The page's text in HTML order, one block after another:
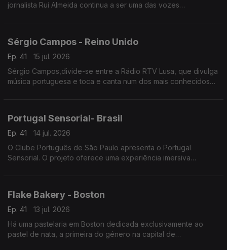
jornalista Rui Almeida continua a ser uma das vozes
Sérgio Campos - Reino Unido
Ep. 41
15 jul. 2026
Sérgio Campos,divide-se entre a Rádio RTV Lusa, que divulga
música portuguesa e toca e canta num dos mais conhecidos
Portugal Sensorial- Brasil
Ep. 41
14 jul. 2026
O Clube Português de São Paulo apresenta o Portugal
Sensorial. O projeto oferece uma experiência imersiva
Flake Bakery - Boston
Ep. 41
13 jul. 2026
Há uma pastelaria em Boston dedicada exclusivamente ao
pastel de nata, a primeira do género na capital de